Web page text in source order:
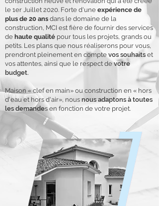
le 1er Juillet 2020. Forte d'une expérience de
plus de 20 ans dans le domaine de la
construction, MCI est fière de fournir des services
de haute qualité pour tous les projets, grands ou
petits. Les plans que nous réaliserons pour vous,
prendront pleinement en compte vos souhaits et
vos attentes, ainsi que le respect devotre
budget.
Maison « clef en main» ou construction en « hors
d'eau et hors d'air», nous nous adaptons à toutes
les demandes en fonction de votre projet.